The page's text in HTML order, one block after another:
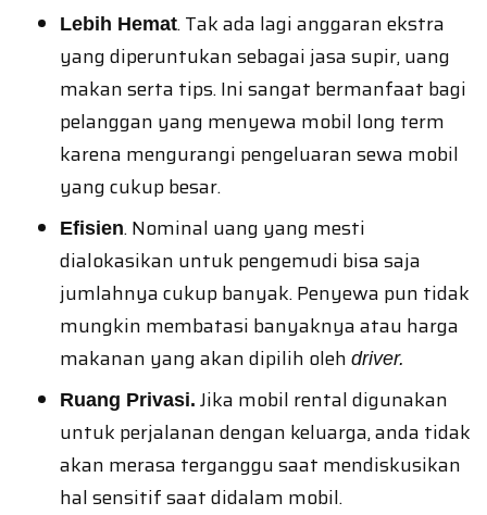
Lebih Hemat. Tak ada lagi anggaran ekstra
yang diperuntukan sebagai jasa supir, uang
makan serta tips. Ini sangat bermanfaat bagi
pelanggan yang menyewa mobil long term
karena mengurangi pengeluaran sewa mobil
yang cukup besar.
Efisien. Nominal uang yang mesti
dialokasikan untuk pengemudi bisa saja
jumlahnya cukup banyak. Penyewa pun tidak
mungkin membatasi banyaknya atau harga
makanan yang akan dipilih oleh driver.
Ruang Privasi. Jika mobil rental digunakan
untuk perjalanan dengan keluarga, anda tidak
akan merasa terganggu saat mendiskusikan
hal sensitif saat didalam mobil.